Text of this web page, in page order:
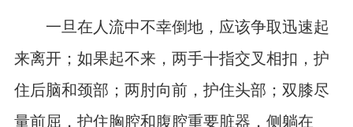
一旦在人流中不幸倒地，应该争取迅速起
来离开；如果起不来，两手十指交叉相扣，护
住后脑和颈部；两肘向前，护住头部；双膝尽
量前屈，护住胸腔和腹腔重要脏器，侧躺在